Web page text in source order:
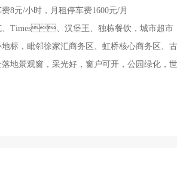
8元/小时，月租停车费1600元/月
、Times、汉堡王、独栋餐饮，城市
标，毗邻徐家汇商务区、虹桥核心商务区
地景观窗，采光好，窗户可开，公园绿化